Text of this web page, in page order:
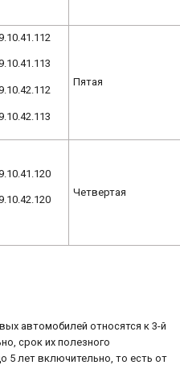
Пятая
Четвертая
автомобилей относятся к 3-й
срок их полезного
5 лет включительно, то есть от